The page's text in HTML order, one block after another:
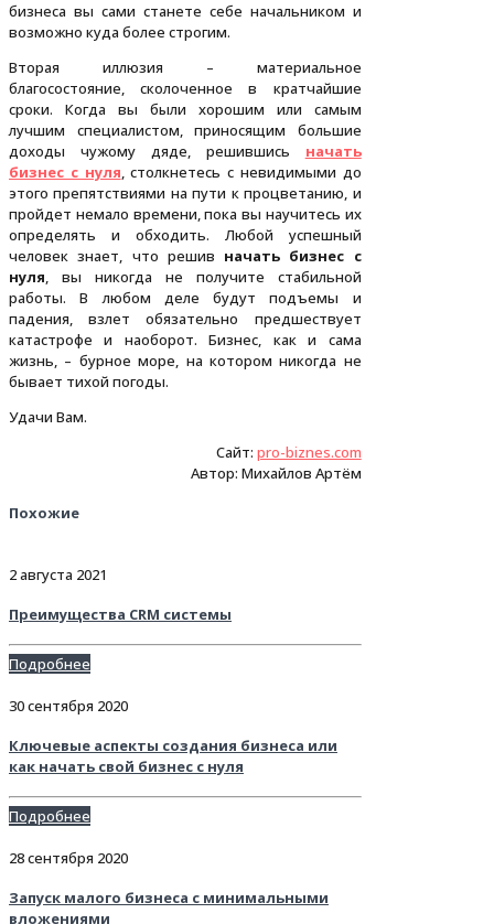
бизнеса вы сами станете себе начальником и
возможно куда более строгим.
Вторая иллюзия – материальное
благосостояние, сколоченное в кратчайшие
сроки. Когда вы были хорошим или самым
лучшим специалистом, приносящим большие
доходы чужому дяде, решившись начать
бизнес с нуля, столкнетесь с невидимыми до
этого препятствиями на пути к процветанию, и
пройдет немало времени, пока вы научитесь их
определять и обходить. Любой успешный
человек знает, что решив начать бизнес с
нуля, вы никогда не получите стабильной
работы. В любом деле будут подъемы и
падения, взлет обязательно предшествует
катастрофе и наоборот. Бизнес, как и сама
жизнь, – бурное море, на котором никогда не
бывает тихой погоды.
Удачи Вам.
Сайт: pro-biznes.com
Автор: Михайлов Артём
Похожие
2 августа 2021
Преимущества CRM системы
Подробнее
30 сентября 2020
Ключевые аспекты создания бизнеса или
как начать свой бизнес с нуля
Подробнее
28 сентября 2020
Запуск малого бизнеса с минимальными
вложениями